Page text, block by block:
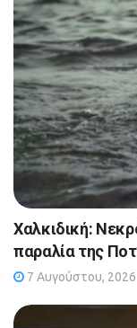
Χαλκιδική:
παραλία της
7 Αυγούστου, 2026